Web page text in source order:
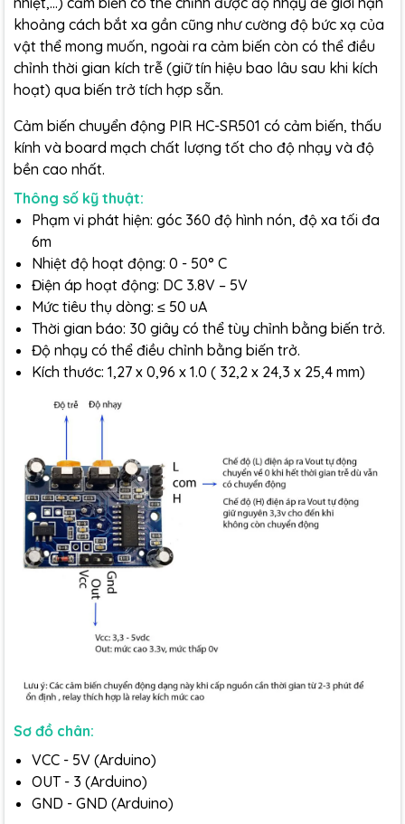
khoảng cách bắt xa gần cũng như cường độ bức xạ của
vật thể mong muốn, ngoài ra cảm biến còn có thể điều
chỉnh thời gian kích trễ (giữ tín hiệu bao lâu sau khi kích
hoạt) qua biến trở tích hợp sẵn.
Cảm biến chuyển động PIR HC-SR501 có cảm biến, thấu
kính và board mạch chất lượng tốt cho độ nhạy và độ
bền cao nhất.
Thông số kỹ thuật:
Phạm vi phát hiện: góc 360 độ hình nón, độ xa tối đa
6m
Nhiệt độ hoạt động: 0 - 50° C
Điện áp hoạt động: DC 3.8V – 5V
Mức tiêu thụ dòng: ≤ 50 uA
Thời gian báo: 30 giây có thể tùy chỉnh bằng biến trở.
Độ nhạy có thể điều chỉnh bằng biến trở.
Kích thước: 1,27 x 0,96 x 1.0 ( 32,2 x 24,3 x 25,4 mm)
Sơ đồ chân:
VCC - 5V (Arduino)
OUT - 3 (Arduino)
GND - GND (Arduino)